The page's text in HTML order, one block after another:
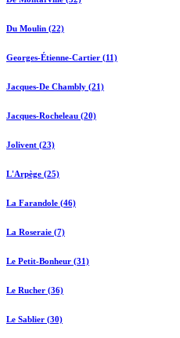
Du Moulin (22)
Georges-Étienne-Cartier (11)
Jacques-De Chambly (21)
Jacques-Rocheleau (20)
Jolivent (23)
L'Arpège (25)
La Farandole (46)
La Roseraie (7)
Le Petit-Bonheur (31)
Le Rucher (36)
Le Sablier (30)